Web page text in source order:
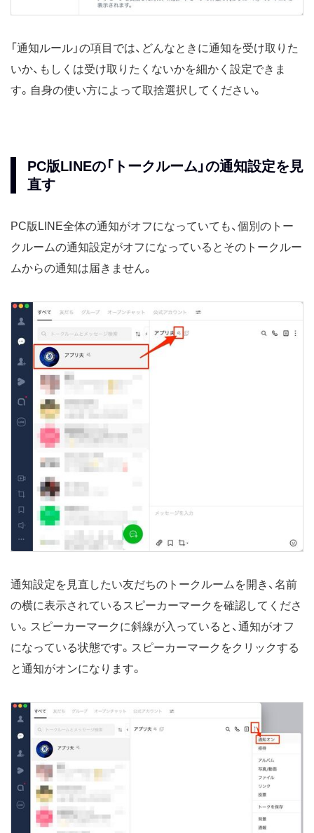
「通知ルール」の項目では、どんなときに通知を受け取りた
いか、もしくは受け取りたくないかを細かく設定できま
す。自身の使い方によって取捨選択してください。
PC版LINEの「トークルーム」の通知設定を見
直す
PC版LINE全体の通知がオフになっていても、個別のトー
クルームの通知設定がオフになっているとそのトークルー
ムからの通知は届きません。
通知設定を見直したい友だちのトークルームを開き、名前
の横に表示されているスピーカーマークを確認してくださ
い。スピーカーマークに斜線が入っていると、通知がオフ
になっている状態です。スピーカーマークをクリックする
と通知がオンになります。